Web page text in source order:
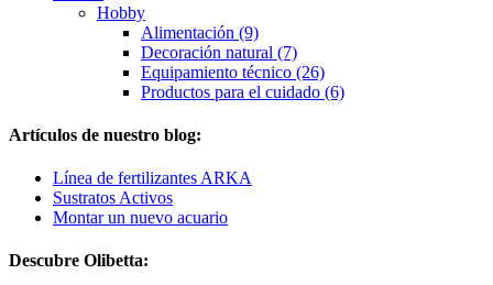
Hobby
Alimentación (9)
Decoración natural (7)
Equipamiento técnico (26)
Productos para el cuidado (6)
Artículos de nuestro blog:
Línea de fertilizantes ARKA
Sustratos Activos
Montar un nuevo acuario
Descubre Olibetta: